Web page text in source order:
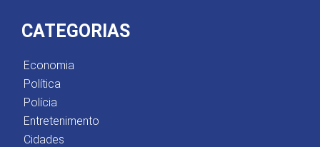
CATEGORIAS
Economia
Política
Polícia
Entretenimento
Cidades